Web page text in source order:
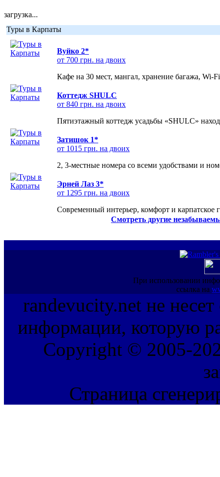
загрузка...
Туры в Карпаты
Вуйко 2*
от 700 грн. на двоих
Кафе на 30 мест, мангал, хранение багажа, Wi-
Коттедж SHULC
от 840 грн. на двоих
Пятиэтажный коттедж усадьбы «SHULC»
Затишок 1*
от 1015 грн. на двоих
2, 3-местные номера со всеми удобствами и
Эрней Лаз 3*
от 1295 грн. на двоих
Современный интерьер, комфорт и карпатское
Смотреть другие
При использовании
ссылка на
randevucity.net не несет
информации, которую
Copyright © 2005-
Страница